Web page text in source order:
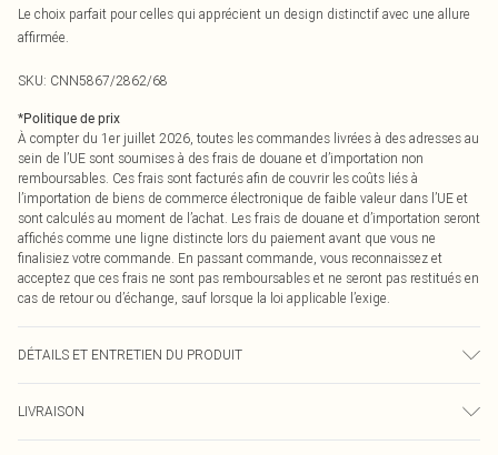
Le choix parfait pour celles qui apprécient un design distinctif avec une allure
affirmée.
SKU: CNN5867/2862/68
*Politique de prix
À compter du 1er juillet 2026, toutes les commandes livrées à des adresses au
sein de l’UE sont soumises à des frais de douane et d’importation non
remboursables. Ces frais sont facturés afin de couvrir les coûts liés à
l’importation de biens de commerce électronique de faible valeur dans l’UE et
sont calculés au moment de l’achat. Les frais de douane et d’importation seront
affichés comme une ligne distincte lors du paiement avant que vous ne
finalisiez votre commande. En passant commande, vous reconnaissez et
acceptez que ces frais ne sont pas remboursables et ne seront pas restitués en
cas de retour ou d’échange, sauf lorsque la loi applicable l’exige.
DÉTAILS ET ENTRETIEN DU PRODUIT
couleur peut déteindre.
LIVRAISON